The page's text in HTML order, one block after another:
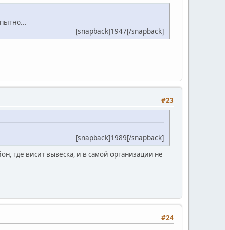
[snapback]1947[/snapback]
#23
[snapback]1989[/snapback]
где висит вывеска, и в самой организации не
#24